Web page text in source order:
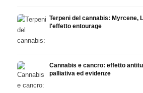
Terpeni del cannabis: Myrcene,
l'effetto entourage
Cannabis e cancro: effetto
palliativa ed evidenze